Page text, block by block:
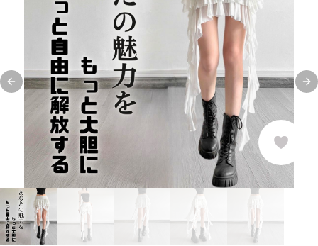
Previous slide